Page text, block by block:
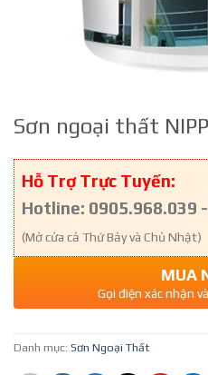
Sơn ngoại thất
Hỗ Trợ Trực Tuyến:
Hotline: 0905.968.039
(Mở cửa cả Thứ Bảy và Chủ Nhật)
MUA
Gọi điện xác nhận
Danh mục: Sơn Ngoại Thất